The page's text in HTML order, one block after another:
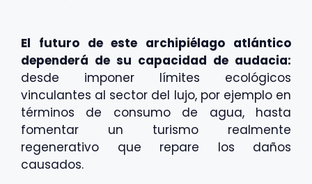
El futuro de este archipiélago atlántico
dependerá de su capacidad de audacia:
desde imponer límites ecológicos
vinculantes al sector del lujo, por ejemplo en
términos de consumo de agua, hasta
fomentar un turismo realmente
regenerativo que repare los daños
causados.